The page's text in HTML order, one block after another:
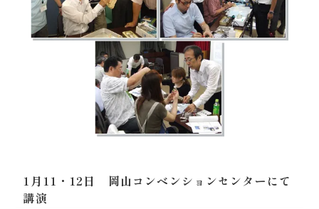
1月11・12日 岡山コンベンションセンターにて
講演